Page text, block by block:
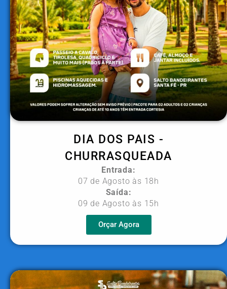
DIA DOS PAIS -
CHURRASQUEADA
Entrada:
07 de Agosto às 18h
Saída:
09 de Agosto às 15h
Orçar Agora